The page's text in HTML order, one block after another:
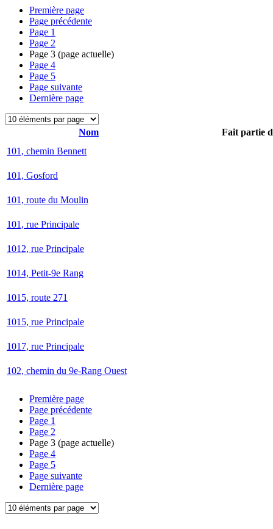
Première page
Page précédente
Page 1
Page 2
Page 3 (page actuelle)
Page 4
Page 5
Page suivante
Dernière page
Nom
Fait partie
101, chemin Bennett
101, Gosford
101, route du Moulin
101, rue Principale
1012, rue Principale
1014, Petit-9e Rang
1015, route 271
1015, rue Principale
1017, rue Principale
102, chemin du 9e-Rang Ouest
Première page
Page précédente
Page 1
Page 2
Page 3 (page actuelle)
Page 4
Page 5
Page suivante
Dernière page